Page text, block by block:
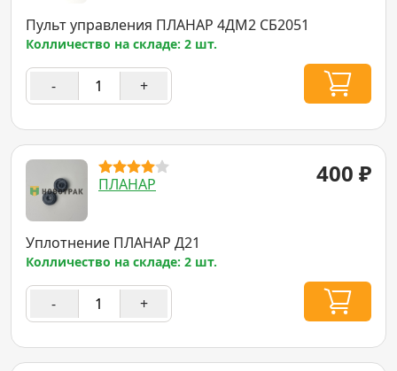
Пульт управления ПЛАНАР 4ДМ2 СБ2051
Колличество на складе: 2 шт.
- +
ПЛАНАР 400 ₽
Уплотнение ПЛАНАР Д21
Колличество на складе: 2 шт.
- +